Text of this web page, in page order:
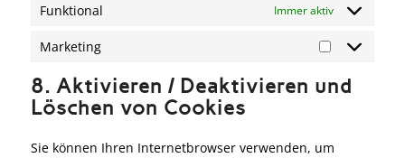
Funktional Immer aktiv
Marketing
8. Aktivieren / Deaktivieren und
Löschen von Cookies
Sie können Ihren Internetbrowser verwenden, um